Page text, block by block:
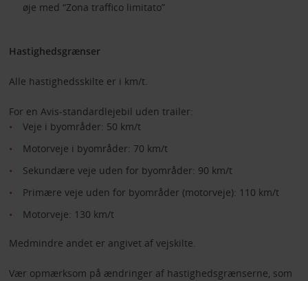
øje med “Zona traffico limitato”
Hastighedsgrænser
Alle hastighedsskilte er i km/t.
For en Avis-standardlejebil uden trailer:
Veje i byområder: 50 km/t
Motorveje i byområder: 70 km/t
Sekundære veje uden for byområder: 90 km/t
Primære veje uden for byområder (motorveje): 110 km/t
Motorveje: 130 km/t
Medmindre andet er angivet af vejskilte.
Vær opmærksom på ændringer af hastighedsgrænserne, som